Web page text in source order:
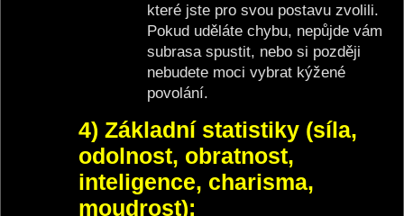
které jste pro svou postavu zvolili.
Pokud uděláte chybu, nepůjde vám
subrasa spustit, nebo si později
nebudete moci vybrat kýžené
povolání.
4) Základní statistiky (síla,
odolnost, obratnost,
inteligence, charisma,
moudrost):